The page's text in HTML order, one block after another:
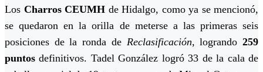
Los Charros CEUMH de Hidalgo, como ya se mencionó,
se quedaron en la orilla de meterse a las primeras seis
posiciones de la ronda de Reclasificación, logrando259
puntos definitivos. Tadel González logró 33 de la cala de